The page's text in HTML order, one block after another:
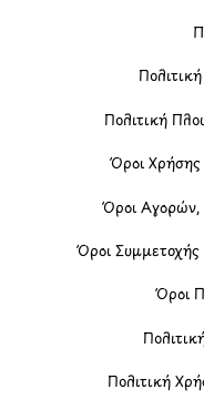
Πολιτική
Όροι Χρήσης
Όροι
Όροι
Όροι
Πολιτική